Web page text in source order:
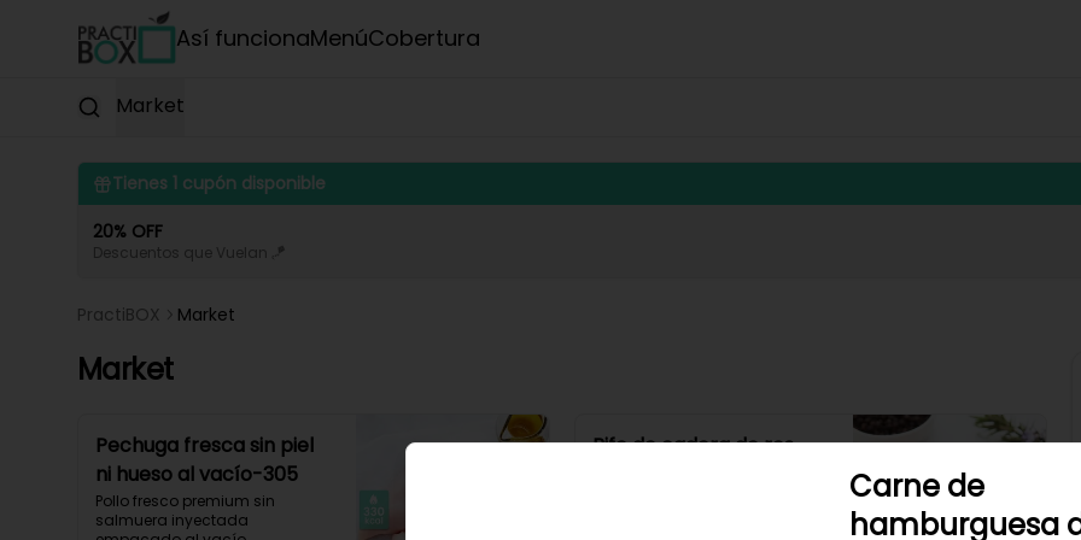
Así funcionaMenúCobertura
Market
Tienes 1 cupón disponible
20% OFF
Descuentos que Vuelan 🪁
PractiBOX Market
Market
Pechuga fresca sin piel
ni hueso al vacío-305
Pollo fresco premium sin
salmuera inyectada
Bife de cadera de res
Carne de
hamburguesa